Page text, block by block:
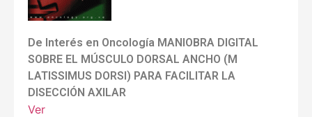
De Interés en Oncología MANIOBRA DIGITAL
SOBRE EL MÚSCULO DORSAL ANCHO (M
LATISSIMUS DORSI) PARA FACILITAR LA
DISECCIÓN AXILAR
Ver